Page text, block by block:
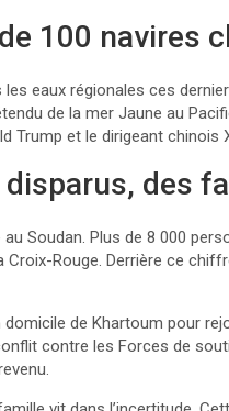
100 navires
eaux régionales ces
de la mer Jaune au
Trump et le dirigeant chinois
des
Soudan. Plus de 8 000
Croix-Rouge. Derrière ce
de Khartoum pour
contre les Forces de